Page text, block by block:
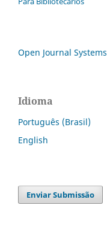
Open Journal Systems
Idioma
Português (Brasil)
English
Enviar Submissão